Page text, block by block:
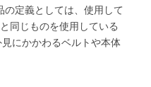
の定義としては、使用して
同じものを使用している
にかかわるベルトや本体